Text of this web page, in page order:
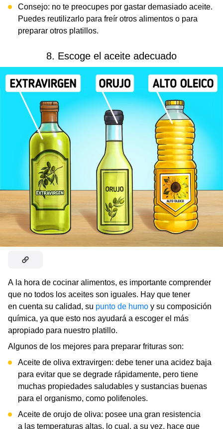
Consejo: no te preocupes por gastar demasiado aceite.
Puedes reutilizarlo para freír otros alimentos o para
preparar otros platillos.
8. Escoge el aceite adecuado
A la hora de cocinar alimentos, es importante comprender
que no todos los aceites son iguales. Hay que tener
en cuenta su calidad, su punto de humo y su composición
química, ya que esto nos ayudará a escoger el más
apropiado para nuestro platillo.
Algunos de los mejores para preparar frituras son:
Aceite de oliva extravirgen: debe tener una acidez baja
para evitar que se degrade rápidamente, pero tiene
muchas propiedades saludables y sustancias buenas
para el organismo, como polifenoles.
Aceite de orujo de oliva: posee una gran resistencia
a las temperaturas altas, lo cual, a su vez, hace que